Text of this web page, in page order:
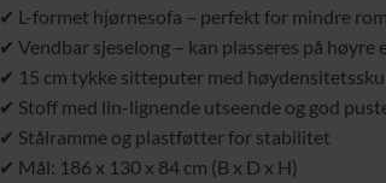
✔ L-formet hjørnesofa – perfekt for mindre
✔ Vendbar sjeselong – kan plasseres på høyre
✔ 15 cm tykke sitteputer med
✔ Stoff med lin-lignende utseende og god
✔ Stålramme og plastføtter for stabilitet
✔ Mål: 186 x 130 x 84 cm (B x D x H)